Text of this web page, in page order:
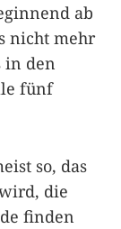
ab
nicht mehr
in den
fünf
so, das
die
finden